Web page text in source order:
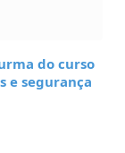
do curso
e segurança